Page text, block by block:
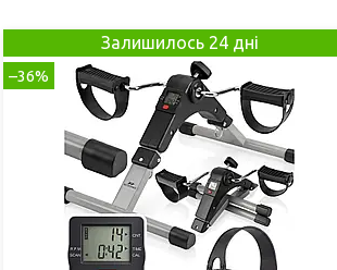
Залишилось 24 дні
–36%